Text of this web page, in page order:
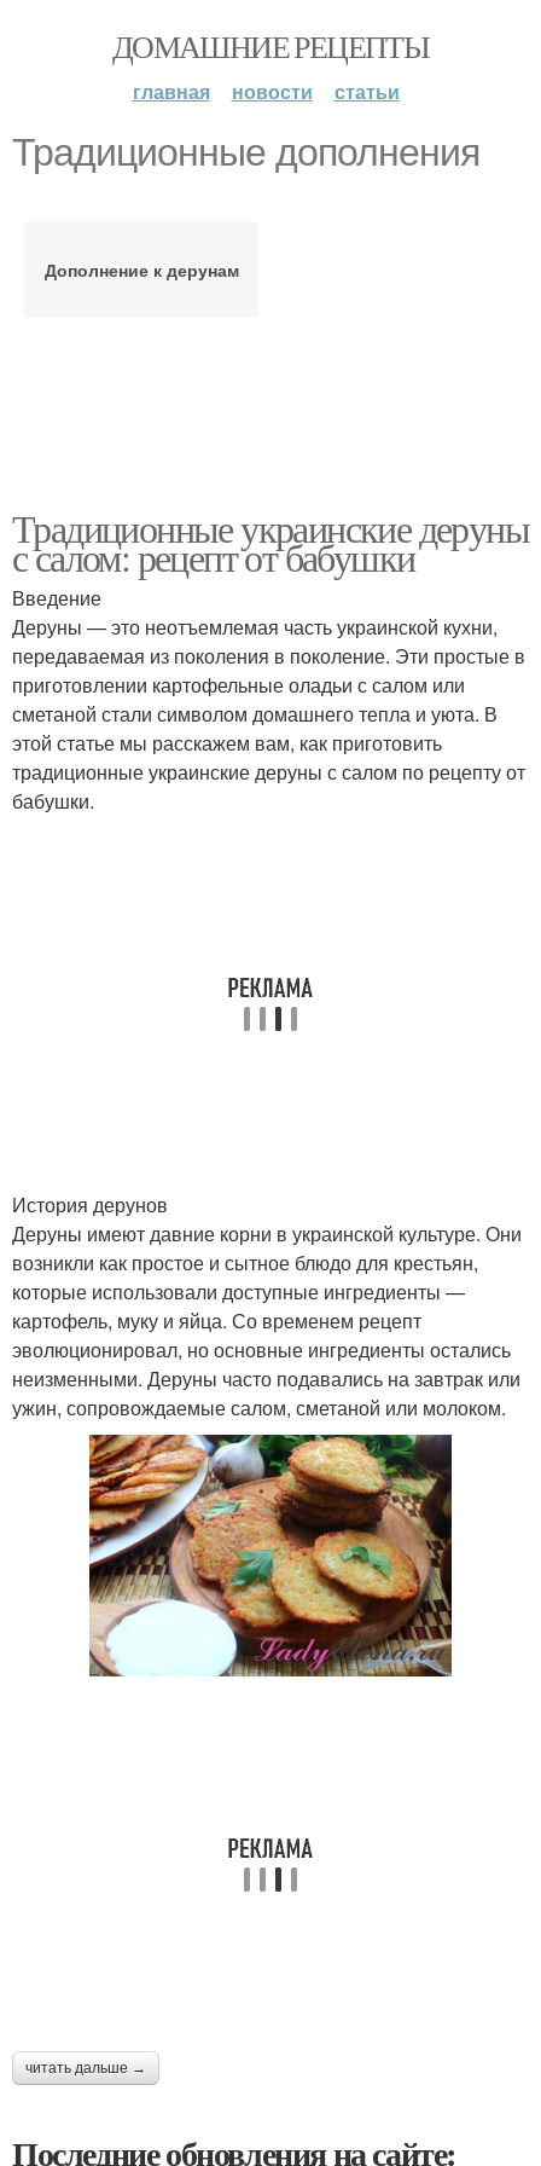
ДОМАШНИЕ РЕЦЕПТЫ
главная новости статьи
Традиционные дополнения
Дополнение к дерунам
Традиционные украинские деруны
с салом: рецепт от бабушки
Введение
Деруны — это неотъемлемая часть украинской кухни,
передаваемая из поколения в поколение. Эти простые в
приготовлении картофельные оладьи с салом или
сметаной стали символом домашнего тепла и уюта. В
этой статье мы расскажем вам, как приготовить
традиционные украинские деруны с салом по рецепту от
бабушки.
История дерунов
Деруны имеют давние корни в украинской культуре. Они
возникли как простое и сытное блюдо для крестьян,
которые использовали доступные ингредиенты —
картофель, муку и яйца. Со временем рецепт
эволюционировал, но основные ингредиенты остались
неизменными. Деруны часто подавались на завтрак или
ужин, сопровождаемые салом, сметаной или молоком.
читать дальше →
Последние обновления на сайте: